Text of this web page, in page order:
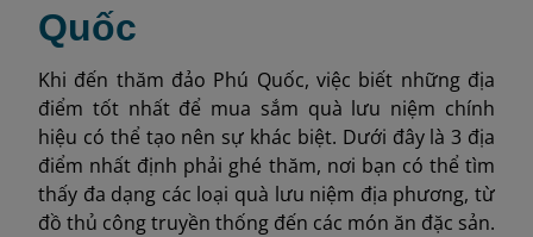
Quốc
Khi đến thăm đảo Phú Quốc, việc biết những địa
điểm tốt nhất để mua sắm quà lưu niệm chính
hiệu có thể tạo nên sự khác biệt. Dưới đây là 3 địa
điểm nhất định phải ghé thăm, nơi bạn có thể tìm
thấy đa dạng các loại quà lưu niệm địa phương, từ
đồ thủ công truyền thống đến các món ăn đặc sản.